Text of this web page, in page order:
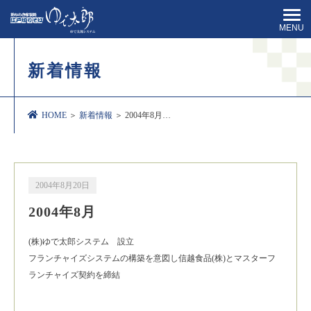
MENU
新着情報
HOME ＞ 新着情報 ＞ 2004年8月…
2004年8月20日
2004年8月
(株)ゆで太郎システム 設立
フランチャイズシステムの構築を意図し信越食品(株)とマスターフ
ランチャイズ契約を締結